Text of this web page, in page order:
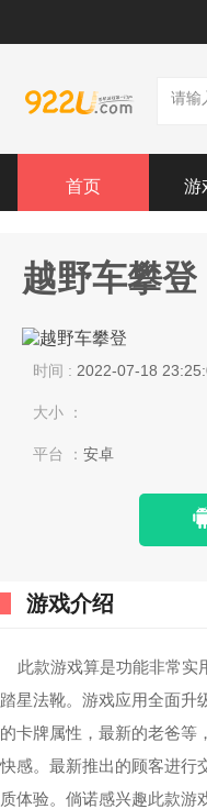
首页 游
越野车攀登
时间 : 2022-07-18
大小 ：
平台 ： 安卓
游戏介绍
此款游戏算是功能非常实
踏星法靴。游戏应用全面升
的卡牌属性，最新的老爸等
快感。最新推出的顾客进行
质体验。倘诺感兴趣此款游